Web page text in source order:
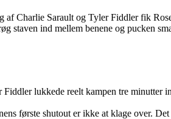
Charlie Sarault og Tyler Fiddler fik
staven ind mellem benene og pucken
lukkede reelt kampen tre minutter
første shutout er ikke at klage over.